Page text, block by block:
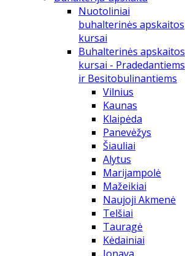
Nuotoliniai
buhalterinės apskaitos
kursai
Buhalterinės apskaitos
kursai - Pradedantiems
ir Besitobulinantiems
Vilnius
Kaunas
Klaipėda
Panevėžys
Šiauliai
Alytus
Marijampolė
Mažeikiai
Naujoji Akmenė
Telšiai
Tauragė
Kėdainiai